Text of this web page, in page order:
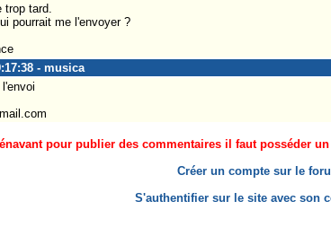
trop tard.
pourrait me l'envoyer ?
- musica
pour publier des commentaires il faut posséder
Créer un compte sur le
S'authentifier sur le site avec son